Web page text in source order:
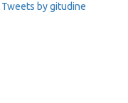
Tweets by gitudine